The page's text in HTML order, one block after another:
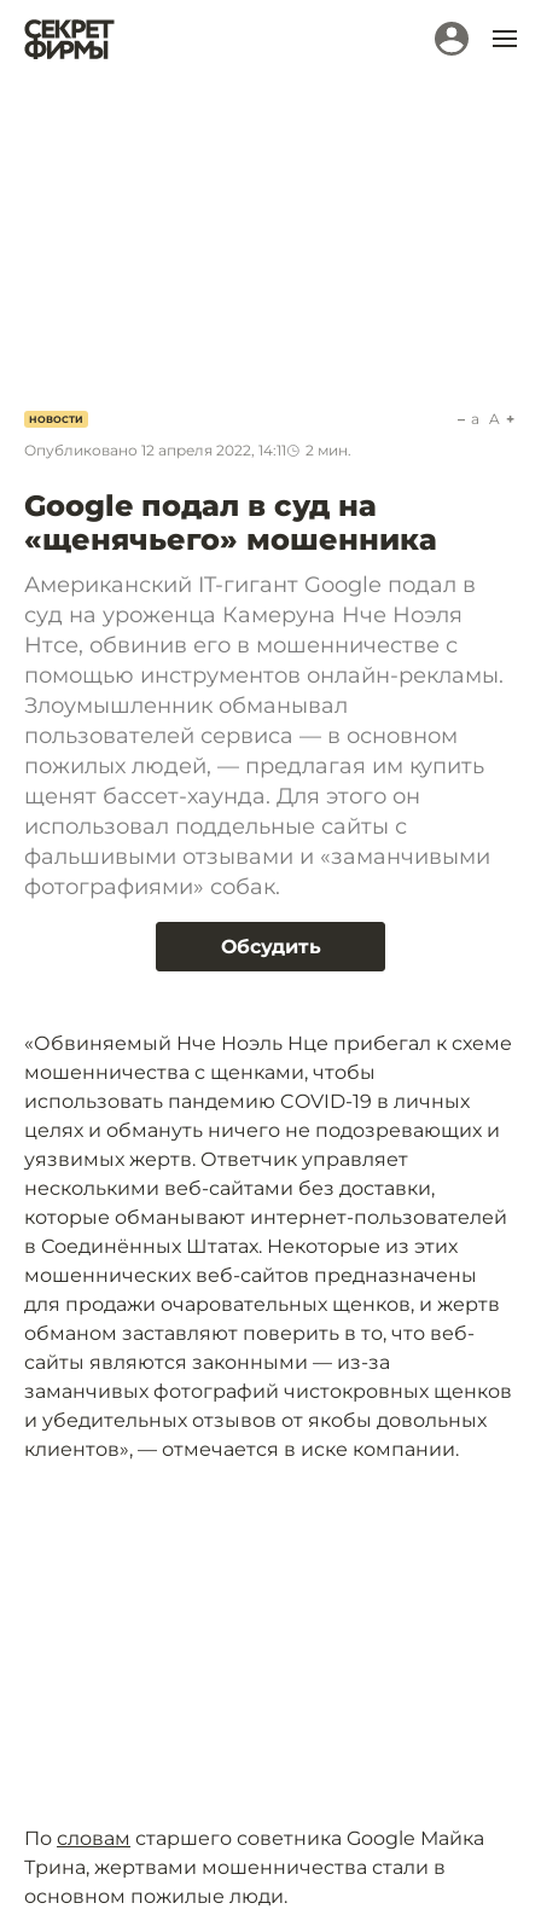
НОВОСТИ
Опубликовано 12 апреля 2022, 14:11 2 мин.
a A
Google подал в суд на
«щенячьего» мошенника
Американский IT-гигант Google подал в
суд на уроженца Камеруна Нче Ноэля
Нтсе, обвинив его в мошенничестве с
помощью инструментов онлайн-рекламы.
Злоумышленник обманывал
пользователей сервиса — в основном
пожилых людей, — предлагая им купить
щенят бассет-хаунда. Для этого он
использовал поддельные сайты с
фальшивыми отзывами и «заманчивыми
фотографиями» собак.
Обсудить
«Обвиняемый Нче Ноэль Нце прибегал к схеме
мошенничества с щенками, чтобы
использовать пандемию COVID-19 в личных
целях и обмануть ничего не подозревающих и
уязвимых жертв. Ответчик управляет
несколькими веб-сайтами без доставки,
которые обманывают интернет-пользователей
в Соединённых Штатах. Некоторые из этих
мошеннических веб-сайтов предназначены
для продажи очаровательных щенков, и жертв
обманом заставляют поверить в то, что веб-
сайты являются законными — из-за
заманчивых фотографий чистокровных щенков
и убедительных отзывов от якобы довольных
клиентов», — отмечается в иске компании.
По словам старшего советника Google Майка
Трина, жертвами мошенничества стали в
основном пожилые люди.